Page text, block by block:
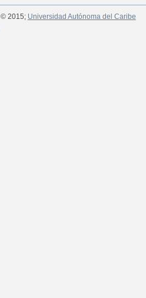
2015; Universidad Autónoma del Caribe